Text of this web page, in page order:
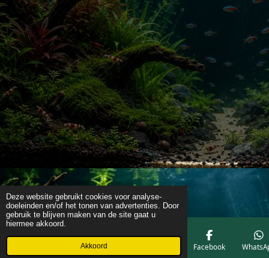
Deze website gebruikt cookies voor analyse-
doeleinden en/of het tonen van advertenties. Door
gebruik te blijven maken van de site gaat u
hiermee akkoord.
Akkoord
Telefoonnummer Facebook